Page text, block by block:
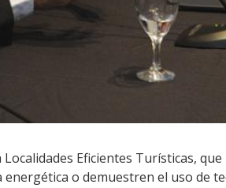
Eficientes Turísticas, que
o demuestren el uso de